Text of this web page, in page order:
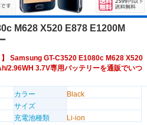
M628 X520 E878 E1200M
】 Samsung GT-C3520 E1080c M628 X520
2.96WH 3.7V専用バッテリーを通販でいつ
カラー
Black
サイズ
充電池種類
Li-ion